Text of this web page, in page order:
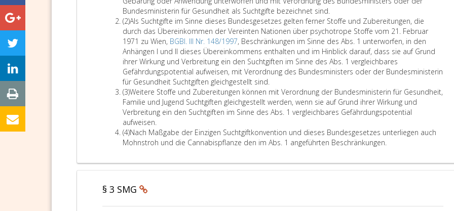
z
e
i
n
s
Bundesministerin für Gesundheit als Suchtgifte bezeichnet sind.
u
c
h
t
g
i
t
e
i
S
n
e
(2)A
b
s
a
t
z
2
Als Suchtgifte im Sinne dieses Bundesgesetzes gelten ferner Stoffe und Zubereitungen, die
durch das Übereinkommen der Vereinten Nationen über psychotrope Stoffe vom 21. Februar
1971 zu Wien, BGBl. III Nr. 148/1997, Beschränkungen im Sinne des Abs. 1 unterworfen, in den
Anhängen I und II dieses Übereinkommens enthalten und im Hinblick darauf, dass sie auf Grund
ihrer Wirkung und Verbreitung ein den Suchtgiften im Sinne des Abs. 1 vergleichbares
Gefährdungspotential aufweisen, mit Verordnung des Bundesministers oder der Bundesministerin
für Gesundheit Suchtgiften gleichgestellt sind.
l
s
S
c
h
g
i
(3)A
b
s
a
t
z
Weitere Stoffe und Zubereitungen können mit Verordnung der Bundesministerin für Gesundheit,
Familie und Jugend Suchtgiften gleichgestellt werden, wenn sie auf Grund ihrer Wirkung und
Verbreitung ein den Suchtgiften im Sinne des Abs. 1 vergleichbares Gefährdungspotential
aufweisen.
e
i
e
r
(4)A
b
a
t
4
Nach Maßgabe der Einzigen Suchtgiftkonvention und dieses Bundesgesetzes unterliegen auch
Mohnstroh und die Cannabispflanze den im Abs. 1 angeführten Beschränkungen.
c
h
§ 3 SMG